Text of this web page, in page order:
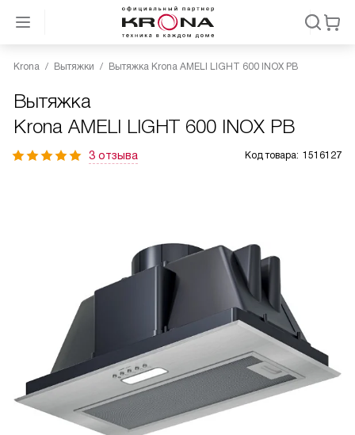
Krona Вытяжки Вытяжка Krona AMELI LIGHT 600 INOX PB
Вытяжка
Krona AMELI LIGHT 600 INOX PB
3 отзыва Код товара: 1516127